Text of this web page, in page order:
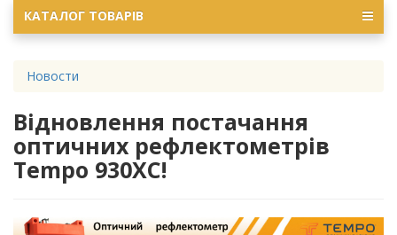
КАТАЛОГ ТОВАРІВ
Новости
Відновлення постачання
оптичних рефлектометрів
Tempo 930XC!